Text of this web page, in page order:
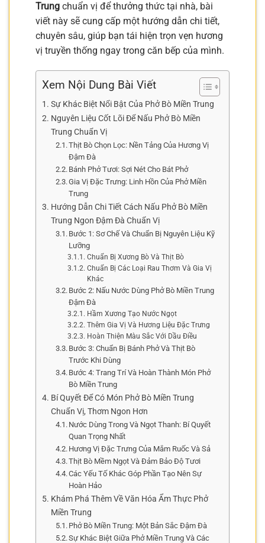
Trung chuẩn vị để thưởng thức tại nhà, bài
viết này sẽ cung cấp một hướng dẫn chi tiết,
chuyên sâu, giúp bạn tái hiện trọn vẹn hương
vị truyền thống ngay trong căn bếp của mình.
Xem Nội Dung Bài Viết
Sự Khác Biệt Nổi Bật Của Phở Bò Miền Trung
Nguyên Liệu Cốt Lõi Để Nấu Phở Bò Miền
Trung Chuẩn Vị
Thịt Bò Chọn Lọc: Nền Tảng Của Hương Vị
Đậm Đà
Bánh Phở Tươi: Sợi Nét Cho Bát Phở
Gia Vị Đặc Trưng: Linh Hồn Của Phở Miền
Trung
Hướng Dẫn Chi Tiết Cách Nấu Phở Bò Miền
Trung Ngon Đậm Đà Chuẩn Vị
Bước 1: Sơ Chế Và Chuẩn Bị Nguyên Liệu Kỹ
Lưỡng
Chuẩn Bị Xương Bò Và Thịt Bò
Chuẩn Bị Các Loại Rau Thơm Và Gia Vị
Khác
Bước 2: Nấu Nước Dùng Phở Bò Miền Trung
Đậm Đà
Hầm Xương Tạo Nước Ngọt
Thêm Gia Vị Và Hương Liệu Đặc Trưng
Hoàn Thiện Màu Sắc Với Dầu Điều
Bước 3: Chuẩn Bị Bánh Phở Và Thịt Bò
Trước Khi Dùng
Bước 4: Trang Trí Và Hoàn Thành Món Phở
Bò Miền Trung
Bí Quyết Để Có Món Phở Bò Miền Trung
Chuẩn Vị, Thơm Ngon Hơn
Nước Dùng Trong Và Ngọt Thanh: Bí Quyết
Quan Trọng Nhất
Hương Vị Đặc Trưng Của Mắm Ruốc Và Sả
Thịt Bò Mềm Ngọt Và Đảm Bảo Độ Tươi
Các Yếu Tố Khác Góp Phần Tạo Nên Sự
Hoàn Hảo
Khám Phá Thêm Về Văn Hóa Ẩm Thực Phở
Miền Trung
Phở Bò Miền Trung: Một Bản Sắc Đậm Đà
Sự Khác Biệt Giữa Phở Miền Trung Và Các